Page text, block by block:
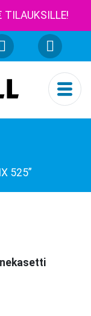
TILAUKSILLE!
525”